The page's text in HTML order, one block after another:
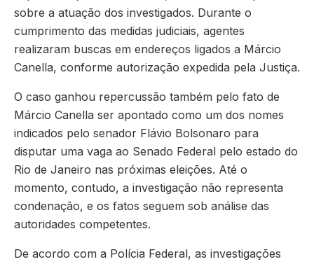
sobre a atuação dos investigados. Durante o
cumprimento das medidas judiciais, agentes
realizaram buscas em endereços ligados a Márcio
Canella, conforme autorização expedida pela Justiça.
O caso ganhou repercussão também pelo fato de
Márcio Canella ser apontado como um dos nomes
indicados pelo senador Flávio Bolsonaro para
disputar uma vaga ao Senado Federal pelo estado do
Rio de Janeiro nas próximas eleições. Até o
momento, contudo, a investigação não representa
condenação, e os fatos seguem sob análise das
autoridades competentes.
De acordo com a Polícia Federal, as investigações